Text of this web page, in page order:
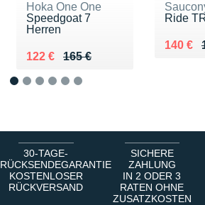
Hoka One One
Speedgoat 7
Herren
165 €
Au lieu de 165 €
122 €
Vendu 122 €
Ride
Au lieu
140 €
Vendu
30-TAGE-
RÜCKSENDEGARANTIE
KOSTENLOSER
RÜCKVERSAND
SICHERE
ZAHLUNG
IN 2 ODER 3
RATEN OHNE
ZUSATZKOSTEN